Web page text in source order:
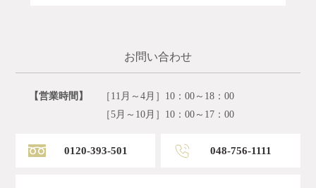
お問い合わせ
【営業時間】
［11月～4月］10：00～18：00
［5月～10月］10：00～17：00
0120-393-501 048-756-1111